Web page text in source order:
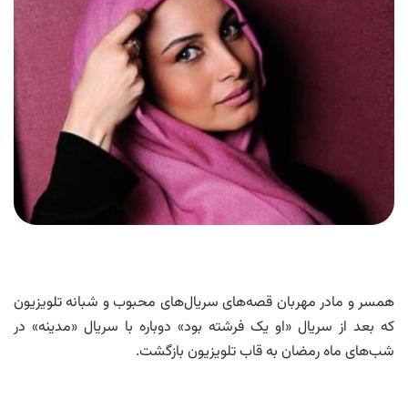
همسر و مادر مهربان قصه‌های سریال‌های محبوب و شبانه تلویزیون
که بعد از سریال «او یک فرشته بود» دوباره با سریال «مدینه» در
شب‌های ماه رمضان به قاب تلویزیون بازگشت.